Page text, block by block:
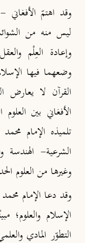
وقد اهتمّ الأفغاني
ليس منه من
وإعادة العِلْم
وضعهما فيها
القرآن لا يعارض
الأفغاني بين
تلميذه الإمام
الشرعية- الهندسة
وغيرها من العلوم
وقد دعا الإمام
الإسلام والعلوم؛
التطوّر المادي